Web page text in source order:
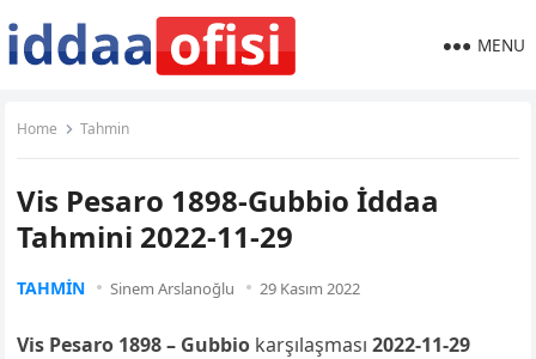
MENU
Home Tahmin
Vis Pesaro 1898-Gubbio İddaa
Tahmini 2022-11-29
TAHMIN Sinem Arslanoğlu 29 Kasım 2022
Vis Pesaro 1898 – Gubbio karşılaşması2022-11-29